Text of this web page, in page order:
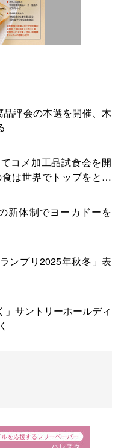
品評会の本選を開催、木
コメ加工品試食会を開
は世界でトップをとれ
需要の拡大を」
新体制でヨーカドーを
ンプリ2025年秋冬」表
」サントリーホールディ